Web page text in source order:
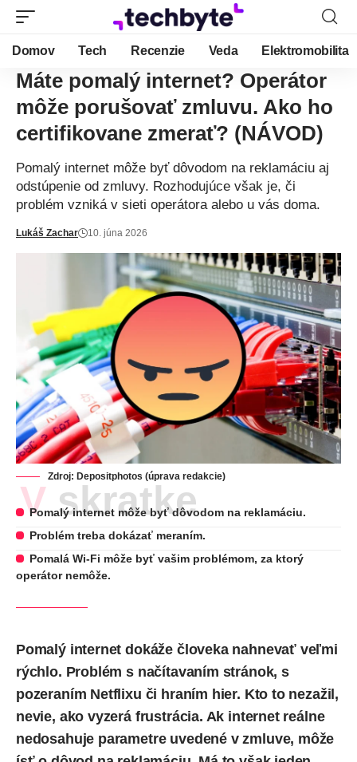
Domov Tech Recenzie Veda Elektromobilita
Máte pomalý internet? Operátor
môže porušovať zmluvu. Ako ho
certifikovane zmerať? (NÁVOD)
Pomalý internet môže byť dôvodom na reklamáciu aj
odstúpenie od zmluvy. Rozhodujúce však je, či
problém vzniká v sieti operátora alebo u vás doma.
Lukáš Zachar 10. júna 2026
Zdroj: Depositphotos (úprava redakcie)
V skratke
Pomalý internet môže byť dôvodom na reklamáciu.
Problém treba dokázať meraním.
Pomalá Wi-Fi môže byť vašim problémom, za ktorý
operátor nemôže.
Pomalý internet dokáže človeka nahnevať veľmi
rýchlo. Problém s načítavaním stránok, s
pozeraním Netflixu či hraním hier. Kto to nezažil,
nevie, ako vyzerá frustrácia. Ak internet reálne
nedosahuje parametre uvedené v zmluve, môže